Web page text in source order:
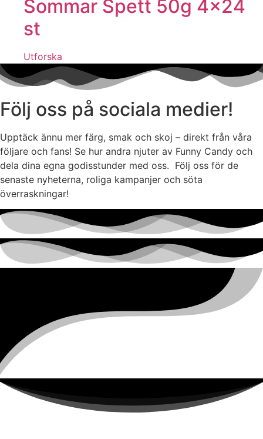
Sommar Spett 50g 4×24
st
Utforska
Följ oss på sociala medier!
Upptäck ännu mer färg, smak och skoj – direkt från våra
följare och fans! Se hur andra njuter av Funny Candy och
dela dina egna godisstunder med oss. Följ oss för de
senaste nyheterna, roliga kampanjer och söta
överraskningar!